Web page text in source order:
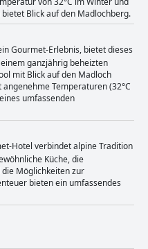
Blick auf den Madlochberg.
Gourmet-Erlebnis, bietet dieses
ganzjährig beheizten
mit Blick auf den Madloch
Temperaturen (32°C
umfassenden
Hotel verbindet alpine Tradition
Küche, die
Möglichkeiten zur
bieten ein umfassendes